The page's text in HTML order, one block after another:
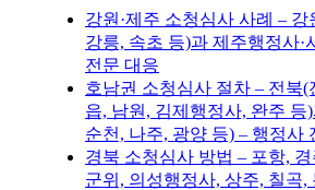
강원·제주 소청심사 사례 –
강릉, 속초 등)과 제주행정사·
전문 대응
호남권 소청심사 절차 – 전북(
읍, 남원, 김제행정사, 완주 등
순천, 나주, 광양 등) – 행정사
경북 소청심사 방법 – 포항,
군위, 의성행정사, 상주, 칠곡,